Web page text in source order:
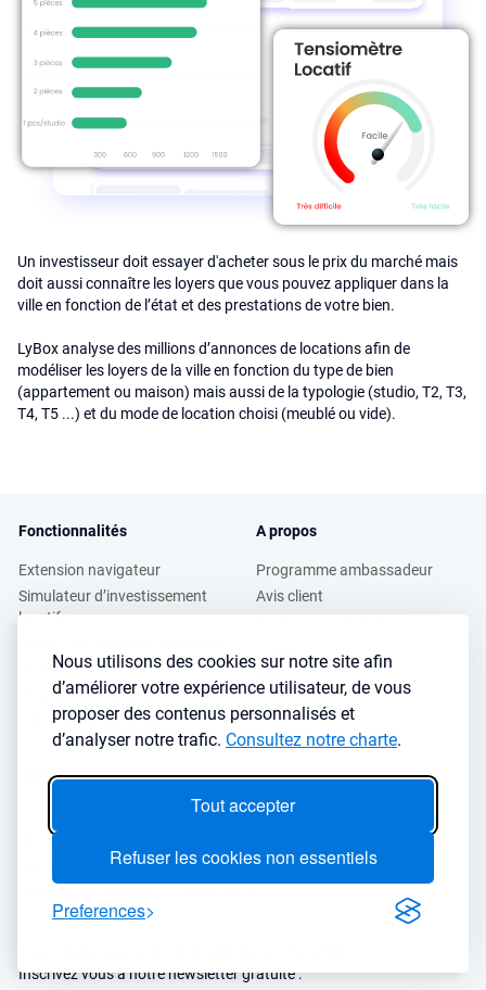
Nous utilisons des cookies sur notre site afin
d’améliorer votre expérience utilisateur, de vous
proposer des contenus personnalisés et
d’analyser notre trafic. Consultez notre charte.
Tout accepter
Refuser les cookies non essentiels
Preferences
Un investisseur doit essayer d'acheter sous le prix du marché mais
doit aussi connaître les loyers que vous pouvez appliquer dans la
ville en fonction de l’état et des prestations de votre bien.
LyBox analyse des millions d’annonces de locations afin de
modéliser les loyers de la ville en fonction du type de bien
(appartement ou maison) mais aussi de la typologie (studio, T2, T3,
T4, T5 ...) et du mode de location choisi (meublé ou vide).
Fonctionnalités
Extension navigateur
Simulateur d’investissement
locatif
Analyse de ville
Blog investissement
Offres professionnels
A propos
Programme ambassadeur
Avis client
Guides
Guide immobilier
Gestion locative
Finance de l'immobilier
Simulateurs immobilier
Inscrivez vous à notre newsletter gratuite :